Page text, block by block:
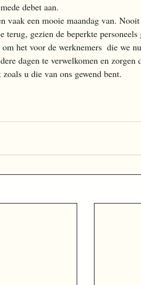
debet aan.
vaak een mooie maandag van.
gezien de beperkte personeels
het voor de werknemers  die we
dagen te verwelkomen en zorgen
u die van ons gewend bent.